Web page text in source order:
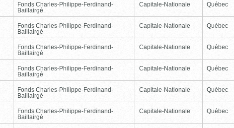
Fonds Charles-Philippe-Ferdinand-
Baillairgé
Capitale-Nationale Québec
Fonds Charles-Philippe-Ferdinand-
Baillairgé
Capitale-Nationale Québec
Fonds Charles-Philippe-Ferdinand-
Baillairgé
Capitale-Nationale Québec
Fonds Charles-Philippe-Ferdinand-
Baillairgé
Capitale-Nationale Québec
Fonds Charles-Philippe-Ferdinand-
Baillairgé
Capitale-Nationale Québec
Fonds Charles-Philippe-Ferdinand-
Baillairgé
Capitale-Nationale Québec